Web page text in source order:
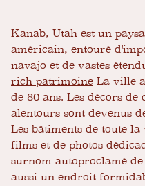
Kanab, Utah est un
américain, entouré
navajo et de vastes
rich patrimoine La ville
de 80 ans. Les décors
alentours sont devenus
Les bâtiments de toute
films et de photos
surnom autoproclamé
aussi un endroit